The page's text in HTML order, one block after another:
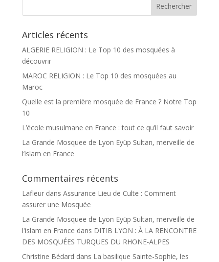
Articles récents
ALGERIE RELIGION : Le Top 10 des mosquées à
découvrir
MAROC RELIGION : Le Top 10 des mosquées au
Maroc
Quelle est la première mosquée de France ? Notre Top
10
L’école musulmane en France : tout ce qu’il faut savoir
La Grande Mosquee de Lyon Eyüp Sultan, merveille de
l’islam en France
Commentaires récents
Lafleurdans Assurance Lieu de Culte : Comment
assurer une Mosquée
La Grande Mosquee de Lyon Eyüp Sultan, merveille de
l'islam en France dans DITIB LYON : À LA RENCONTRE
DES MOSQUÉES TURQUES DU RHONE-ALPES
Christine Bédard dans La basilique Sainte-Sophie, les